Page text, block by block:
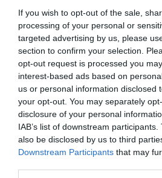
If you wish to opt-out of the sale,
processing of your personal or
targeted advertising by us, please
section to confirm your selection.
opt-out request is processed you
interest-based ads based on
us or personal information disclosed
your opt-out. You may separately
disclosure of your personal
IAB’s list of downstream
also be disclosed by us to third
Downstream Participants that may
szögesdrótok felszámolásával, a
tagságunkkal a város "véghely szerepe
megszűnt".
Lenti szemmel láthatóan megerősödött,
fél év után, mindannyiunk munkájának,
kigyógyult az apátiájából, a
hosszú idő után, ha lassan, de mégis
szépül" - jelentette ki Kövér László.
Hozzátette: a beruházás ékes példája a
legcélszerűbb felhasználásnak, "mert mi
ahogy ez a városközpont is elkészült: